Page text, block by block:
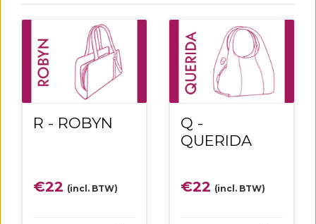
R - ROBYN
€22 (incl. BTW)
Q -
QUERIDA
€22 (incl. BTW)